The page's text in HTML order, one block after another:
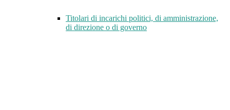
Titolari di incarichi politici, di amministrazione,
di direzione o di governo